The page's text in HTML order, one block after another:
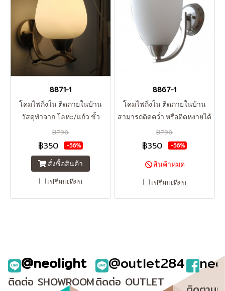
8871-1
โคมไฟกิ่งใน ติดภายในบ้าน
วัสดุทำจาก โลหะ/แก้ว ขั้ว
หลอดไฟ (สามารถใช้กับหลอด
ไฟLED ได้) E27*1 ราคายังไม่
รวมหลอดไฟกับค่าส่ง **สินค้า
clearance sale กรุณารอ
คอนเฟิร์มสต๊อกจากทางร้าน
฿790
฿350 -56%
สั่งซื้อสินค้า
เปรียบเทียบ
8867-1
โคมไฟกิ่งใน ติดภายในบ้าน
สามารถติดคว่ำ หรือติดหงายได้
วัสดุทำจาก โลหะ/แก้ว ขั้ว
หลอดไฟ (สามารถใช้กับหลอด
รวมหลอดไฟกับค่าส่ง **สินค้า
clearance sale กรุณารอ
฿790
฿350 -56%
สินค้าหมด
เปรียบเทียบ
@neolight @outlet284
ติดต่อ SHOWROOMติดต่อ OUTLET